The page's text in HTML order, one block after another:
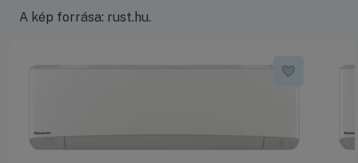
A kép forrása: rust.hu.